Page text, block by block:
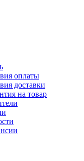
оплаты
доставки
на товар